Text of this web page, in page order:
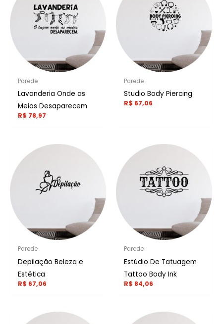
Parede
Lavanderia Onde as
Meias Desaparecem
R$ 78,97
Parede
Studio Body Piercing
R$ 67,06
Parede
Depilação Beleza e
Estética
R$ 67,06
Parede
Estúdio De Tatuagem
Tattoo Body Ink
R$ 84,06